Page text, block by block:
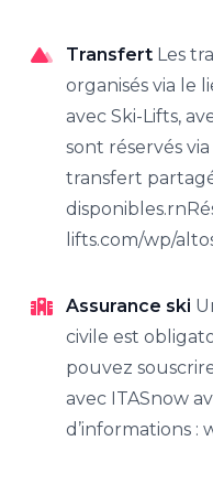
Transfert Les
organisés via le
avec Ski-Lifts,
sont réservés
transfert
lifts.com/wp/
Assurance ski
civile est
pouvez
avec ITASnow
d’informations :